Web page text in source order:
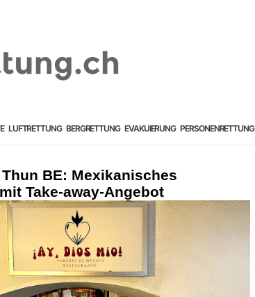
LUFTRETTUNG BERGRETTUNG EVAKUIERUNG PERSONENRETTUNG
BE: Mexikanisches
Take-away-Angebot